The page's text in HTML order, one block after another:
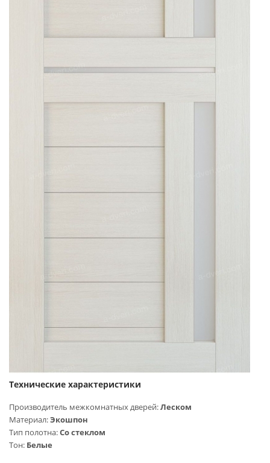
Технические характеристики
Производитель межкомнатных дверей:Леском
Материал:Экошпон
Тип полотна:Со стеклом
Тон: Белые